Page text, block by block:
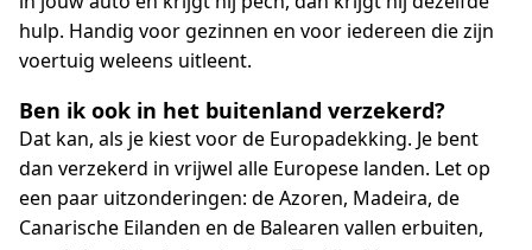
hulp. Handig voor gezinnen en voor iedereen die zijn
voertuig weleens uitleent.
Ben ik ook in het buitenland verzekerd?
Dat kan, als je kiest voor de Europadekking. Je bent
dan verzekerd in vrijwel alle Europese landen. Let op
een paar uitzonderingen: de Azoren, Madeira, de
Canarische Eilanden en de Balearen vallen erbuiten,